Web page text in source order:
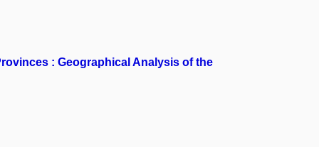
: Geographical Analysis of the